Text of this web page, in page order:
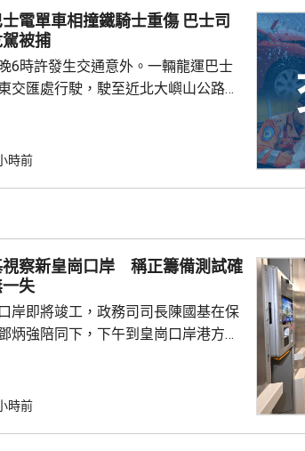
例提供足夠合資格救生員，會考慮向
檢控。 食環署表示，今年至頭
對逾1400個持牌私人...
電單車相撞鐵騎士重傷 巴士司
被捕
6時許發生交通意外。一輛龍運巴士
交匯處行駛，駛至近北大嶼山公路出
傷，昏迷送往北大嶼山醫院治理。
，派員到醫院慰問傷者，並會配合警
故原因。
時前
視察新皇崗口岸 稱正籌備測試確
失
岸即將竣工，政務司司長陳國基在保
炳強陪同下，下午到皇崗口岸港方口
作小組，正籌備綜合營運測試、公共
時前